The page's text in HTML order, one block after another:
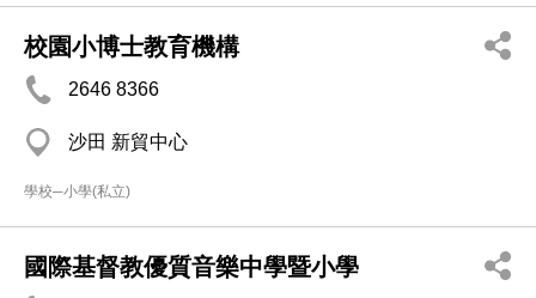
校園小博士教育機構
2646 8366
沙田 新貿中心
學校─小學(私立)
國際基督教優質音樂中學暨小學